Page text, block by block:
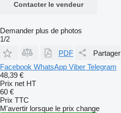
Contacter le vendeur
Demander plus de photos
1/2
PDF
Partager
Facebook WhatsApp Viber Telegram
48,39 €
Prix net HT
60 €
Prix TTC
M'avertir lorsque le prix change